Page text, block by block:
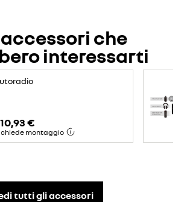
che
interessarti
€
montaggio
tutti gli accessori​